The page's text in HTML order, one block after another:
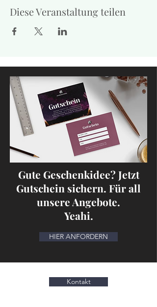
Diese Veranstaltung teilen
Gute Geschenkidee? Jetzt
Gutschein sichern. Für all
unsere Angebote.
Yeahi.
HIER ANFORDERN
Kontakt